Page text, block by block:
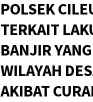
POLSEK
TERKAIT
BANJIR
WILAYAH
AKIBAT